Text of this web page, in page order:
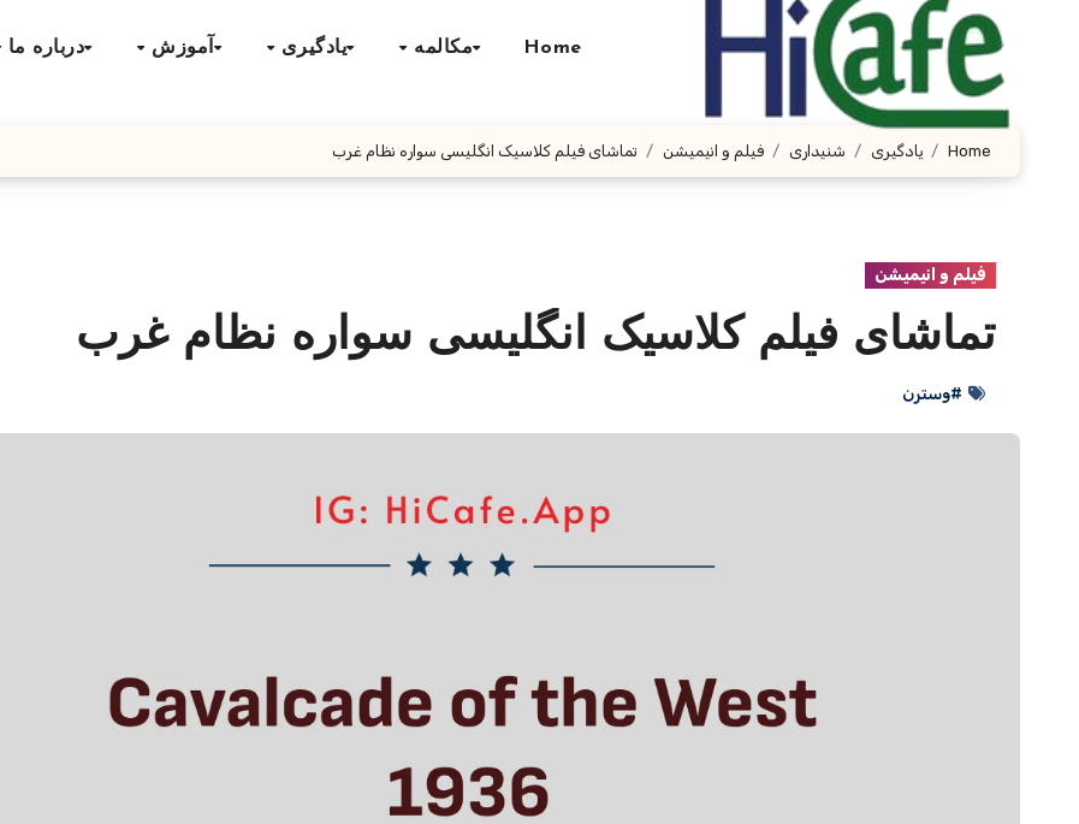
Home مکالمه یادگیری آموزش درباره ما
Home یادگیری شنیداری فیلم و انیمیشن تماشای فیلم کلاسیک انگلیسی سواره نظام غرب
فیلم و انیمیشن
تماشای فیلم کلاسیک انگلیسی سواره نظام غرب
#وسترن